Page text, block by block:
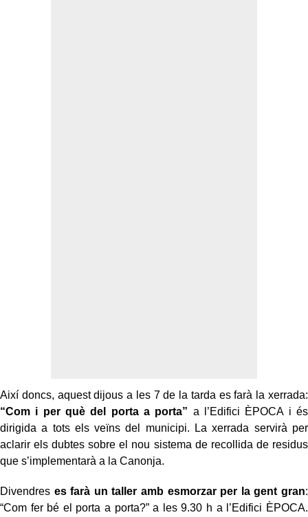
Així doncs, aquest dijous a les 7 de la tarda es farà la xerrada:
“Com i per què del porta a porta” a l’Edifici ÈPOCA i és
dirigida a tots els veïns del municipi. La xerrada servirà per
aclarir els dubtes sobre el nou sistema de recollida de residus
que s’implementarà a la Canonja.
Divendres es farà un taller amb esmorzar per la gent gran:
“Com fer bé el porta a porta?” a les 9.30 h a l’Edifici ÈPOCA.